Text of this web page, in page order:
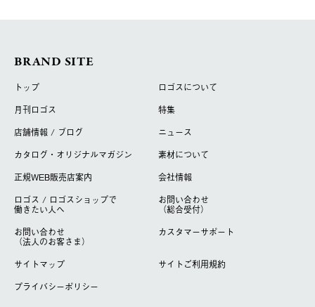
BRAND SITE
トップ
ロゴスについて
月刊ロゴス
特集
店舗情報 / ブログ
ニュース
カタログ・オリジナルマガジン
素材について
正規WEB販売店案内
会社情報
ロゴス / ロゴスショップで
働きたい人へ
お問い合わせ
（総合受付）
お問い合わせ
（法人のお客さま）
カスタマーサポート
サイトマップ
サイトご利用規約
プライバシーポリシー